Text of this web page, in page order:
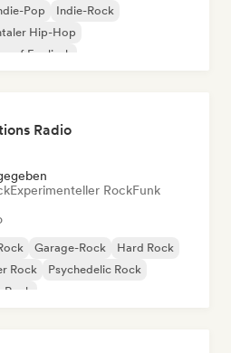
Pop
Indie-Rock
Hip-Hop
auf Englisch
Radio
Experimenteller RockFunk
Garage-Rock
Hard Rock
Rock
Psychedelic Rock